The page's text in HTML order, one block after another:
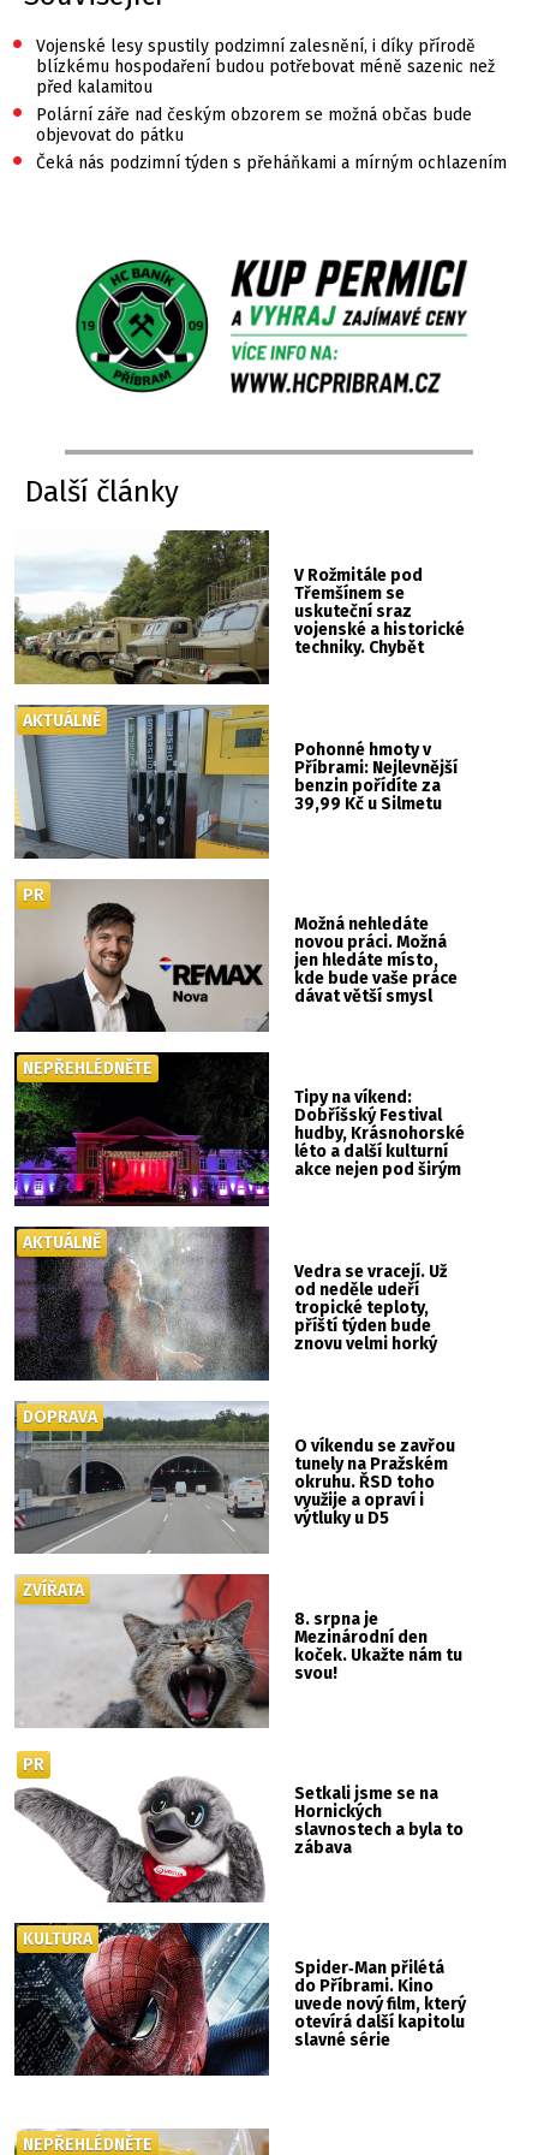
•
Vojenské lesy spustily podzimní zalesnění, i díky přírodě
blízkému hospodaření budou potřebovat méně sazenic než
před kalamitou
•
Polární záře nad českým obzorem se možná občas bude
objevovat do pátku
• Čeká nás podzimní týden s přeháňkami a mírným ochlazením
Další články
V Rožmitále pod
Třemšínem se
uskuteční sraz
vojenské a historické
techniky. Chybět
Pohonné hmoty v
Příbrami: Nejlevnější
benzin pořídíte za
39,99 Kč u Silmetu
AKTUÁLNĚ
Možná nehledáte
novou práci. Možná
jen hledáte místo,
kde bude vaše práce
dávat větší smysl
PR
Tipy na víkend:
Dobříšský Festival
hudby, Krásnohorské
léto a další kulturní
akce nejen pod širým
NEPŘEHLÉDNĚTE
Vedra se vracejí. Už
od neděle udeří
tropické teploty,
příští týden bude
znovu velmi horký
AKTUÁLNĚ
O víkendu se zavřou
tunely na Pražském
okruhu. ŘSD toho
využije a opraví i
výtluky u D5
DOPRAVA
8. srpna je
Mezinárodní den
koček. Ukažte nám tu
svou!
ZVÍŘATA
Setkali jsme se na
Hornických
slavnostech a byla to
zábava
PR
Spider‑Man přilétá
do Příbrami. Kino
uvede nový film, který
otevírá další kapitolu
slavné série
KULTURA
NEPŘEHLÉDNĚTE